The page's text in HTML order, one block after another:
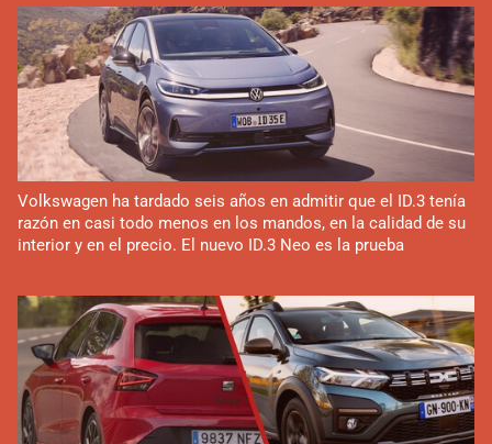
Volkswagen ha tardado seis años en admitir que el ID.3 tenía
razón en casi todo menos en los mandos, en la calidad de su
interior y en el precio. El nuevo ID.3 Neo es la prueba